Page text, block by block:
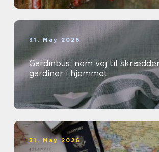
31. May 2026
Gardinbus: nem vej til
gardiner i hjemmet
31. May 2026